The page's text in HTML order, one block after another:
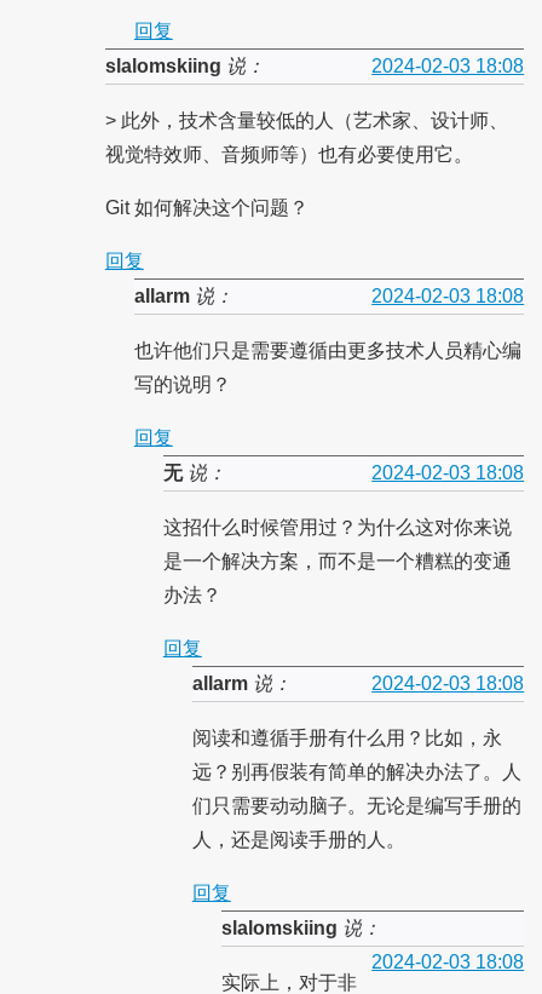
回复
slalomskiing 说： 2024-02-03 18:08
> 此外，技术含量较低的人（艺术家、设计师、
视觉特效师、音频师等）也有必要使用它。
Git 如何解决这个问题？
回复
allarm说： 2024-02-03 18:08
也许他们只是需要遵循由更多技术人员精心编
写的说明？
回复
无说： 2024-02-03 18:08
这招什么时候管用过？为什么这对你来说
是一个解决方案，而不是一个糟糕的变通
办法？
回复
allarm说： 2024-02-03 18:08
阅读和遵循手册有什么用？比如，永
远？别再假装有简单的解决办法了。人
们只需要动动脑子。无论是编写手册的
人，还是阅读手册的人。
回复
slalomskiing 说：
2024-02-03 18:08
实际上，对于非